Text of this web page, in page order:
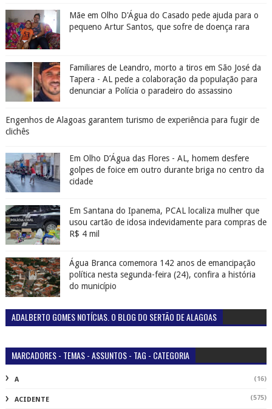
Mãe em Olho D'Água do Casado pede ajuda para o
pequeno Artur Santos, que sofre de doença rara
Familiares de Leandro, morto a tiros em São José da
Tapera - AL pede a colaboração da população para
denunciar a Polícia o paradeiro do assassino
Engenhos de Alagoas garantem turismo de experiência para fugir de
clichês
Em Olho D’Água das Flores - AL, homem desfere
golpes de foice em outro durante briga no centro da
cidade
Em Santana do Ipanema, PCAL localiza mulher que
usou cartão de idosa indevidamente para compras de
R$ 4 mil
Água Branca comemora 142 anos de emancipação
política nesta segunda-feira (24), confira a história
do município
ADALBERTO GOMES NOTÍCIAS. O BLOG DO SERTÃO DE ALAGOAS
MARCADORES - TEMAS - ASSUNTOS - TAG - CATEGORIA
A (16)
ACIDENTE (575)